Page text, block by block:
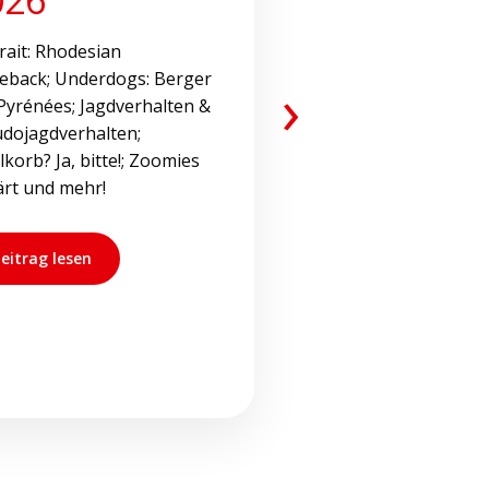
Rhodesian
Underdogs: Berger
Jagdverhalten &
Ja, bitte!; Zoomies
und mehr!
lesen
›